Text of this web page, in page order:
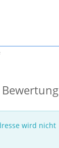
wird nicht